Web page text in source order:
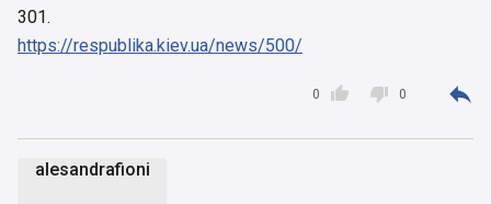
301.
https://respublika.kiev.ua/news/500/

0  0 
alesandrafioni